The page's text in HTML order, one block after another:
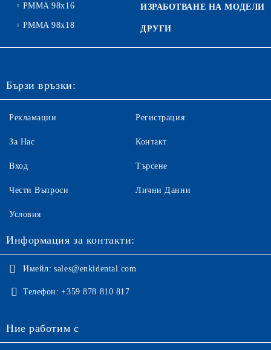
PMMA 98x16
PMMA 98x18
ИЗРАБОТВАНЕ НА МОДЕЛИ
ДРУГИ
Бързи връзки:
Рекламации
За Нас
Вход
Чести Въпроси
Регистрация
Контакт
Търсене
Лични Данни
Условия
Информация за контакти:
Имейл: sales@enkidental.com
Телефон: +359 878 810 817
Ние работим с